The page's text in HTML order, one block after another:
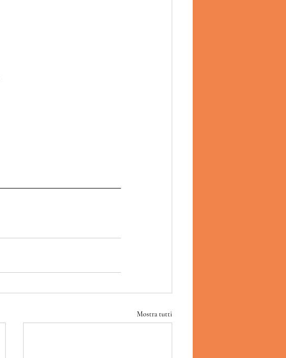
Mostra tutti